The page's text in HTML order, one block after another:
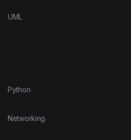
UML
Python
Networking